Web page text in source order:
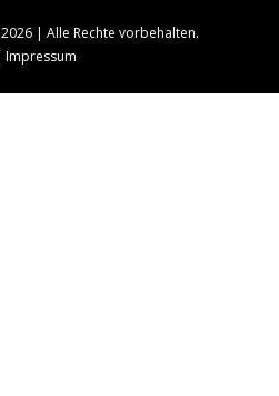
2026 | Alle Rechte vorbehalten.
Impressum